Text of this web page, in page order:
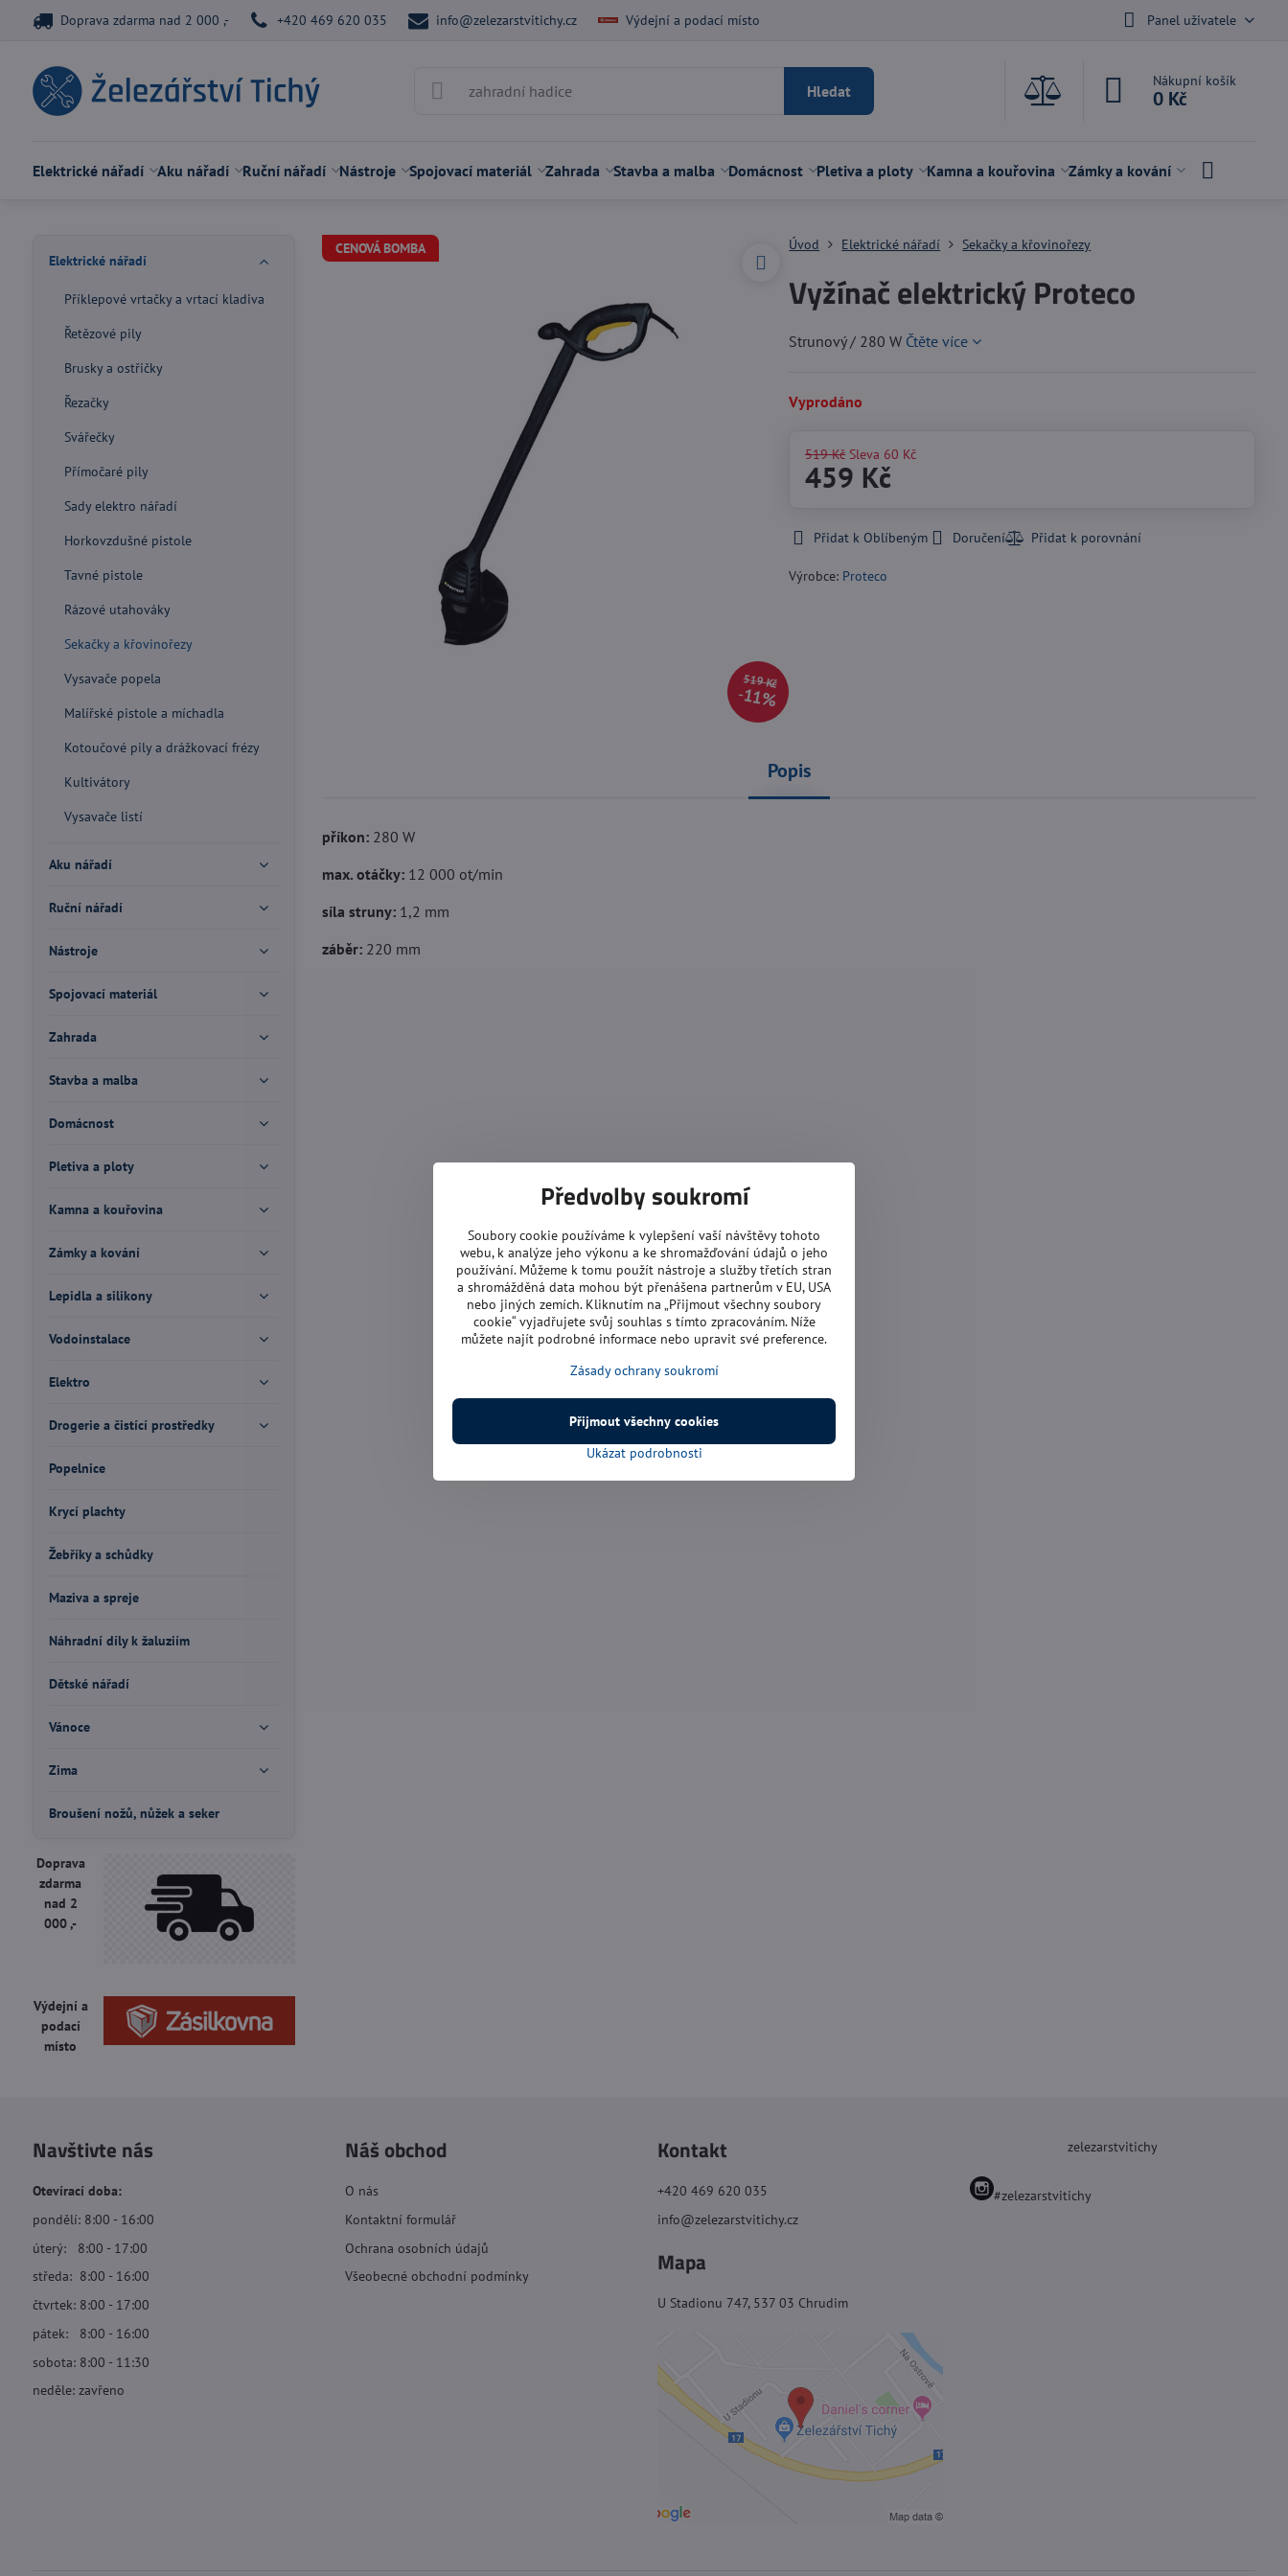
Doprava zdarma nad 2 000 ,- +420 469 620 035 info@zelezarstvitichy.cz Výdejní a podací místo Panel uživatele
Hledat
Nákupní košík
0 Kč
Elektrické nářadí Aku nářadí Ruční nářadí Nástroje Spojovací materiál Zahrada Stavba a malba Domácnost Pletiva a ploty Kamna a kouřovina Zámky a kování
CENOVÁ BOMBA
519 Kč
11%
Úvod Elektrické nářadí Sekačky a křovinořezy
Vyžínač elektrický Proteco
Strunový / 280 W Čtěte více
Vyprodáno
519 Kč Sleva 60 Kč
459 Kč
Přidat k Oblíbeným Doručení
Výrobce: Proteco
Popis
příkon: 280 W
max. otáčky: 12 000 ot/min
síla struny: 1,2 mm
záběr: 220 mm
Elektrické nářadí
Příklepové vrtačky a vrtací kladiva
Řetězové pily
Brusky a ostřičky
Řezačky
Svářečky
Přímočaré pily
Sady elektro nářadí
Horkovzdušné pistole
Tavné pistole
Rázové utahováky
Sekačky a křovinořezy
Vysavače popela
Malířské pistole a míchadla
Kotoučové pily a drážkovací frézy
Kultivátory
Vysavače listí
Aku nářadí
Ruční nářadí
Nástroje
Spojovací materiál
Zahrada
Stavba a malba
Domácnost
Pletiva a ploty
Kamna a kouřovina
Zámky a kování
Lepidla a silikony
Vodoinstalace
Elektro
Drogerie a čistící prostředky
Popelnice
Krycí plachty
Žebříky a schůdky
Maziva a spreje
Náhradní díly k žaluziím
Dětské nářadí
Vánoce
Zima
Broušení nožů, nůžek a seker
Doprava
zdarma
nad 2
000 ,-
Výdejní a
podací
místo
Navštivte nás
Otevírací doba:
pondělí: 8:00 - 16:00
úterý: 8:00 - 17:00
středa: 8:00 - 16:00
čtvrtek: 8:00 - 17:00
pátek: 8:00 - 16:00
sobota: 8:00 - 11:30
neděle: zavřeno
Náš obchod
O nás
Kontaktní formulář
Ochrana osobních údajů
Všeobecné obchodní podmínky
Kontakt
+420 469 620 035
info@zelezarstvitichy.cz
Mapa
U Stadionu 747, 537 03 Chrudim
zelezarstvitichy
#zelezarstvitichy
Předvolby soukromí
Soubory cookie používáme k vylepšení vaší návštěvy tohoto
webu, k analýze jeho výkonu a ke shromažďování údajů o jeho
používání. Můžeme k tomu použít nástroje a služby třetích stran
a shromážděná data mohou být přenášena partnerům v EU, USA
nebo jiných zemích. Kliknutím na „Přijmout všechny soubory
cookie“ vyjadřujete svůj souhlas s tímto zpracováním. Níže
můžete najít podrobné informace nebo upravit své preference.
Zásady ochrany soukromí
Ukázat podrobnosti
Přijmout všechny cookies